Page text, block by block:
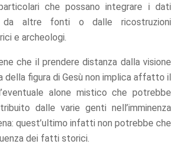
che possano integrare i dati
da altre fonti o dalle ricostruzioni
e archeologi.
che il prendere distanza dalla visione
della figura di Gesù non implica affatto il
alone mistico che potrebbe
dalle varie genti nell’imminenza
quest’ultimo infatti non potrebbe che
dei fatti storici.